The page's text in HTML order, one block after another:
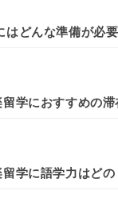
はどんな準備が必要
学におすすめの滞
学に語学力はどの